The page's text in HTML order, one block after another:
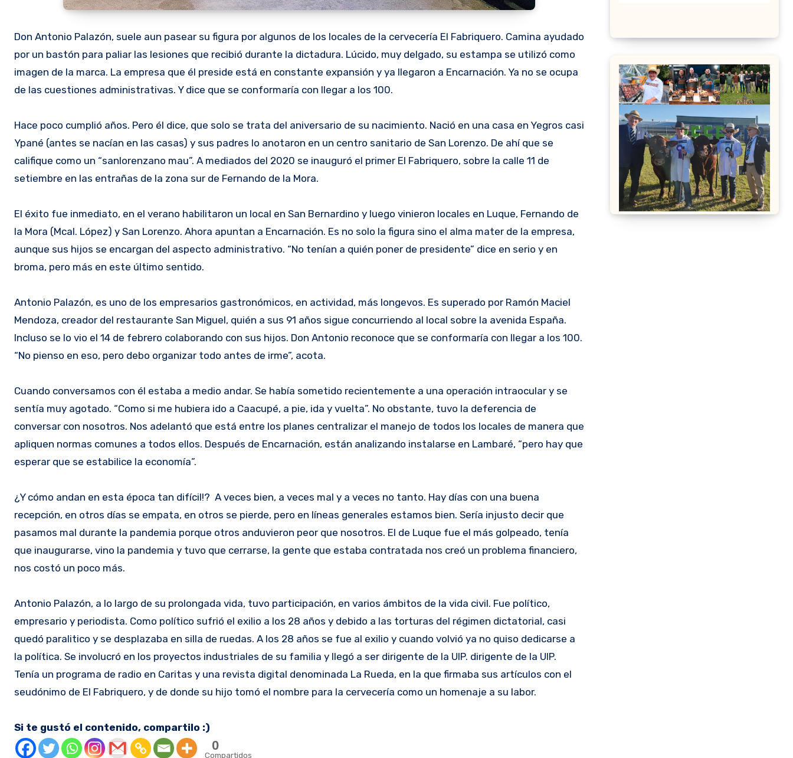
Don Antonio Palazón, suele aun pasear su figura por algunos de los locales de la cervecería El Fabriquero. Camina ayudado
por un bastón para paliar las lesiones que recibió durante la dictadura. Lúcido, muy delgado, su estampa se utilizó como
imagen de la marca. La empresa que él preside está en constante expansión y ya llegaron a Encarnación. Ya no se ocupa
de las cuestiones administrativas. Y dice que se conformaría con llegar a los 100.
Hace poco cumplió años. Pero él dice, que solo se trata del aniversario de su nacimiento. Nació en una casa en Yegros casi
Ypané (antes se nacían en las casas) y sus padres lo anotaron en un centro sanitario de San Lorenzo. De ahí que se
califique como un “sanlorenzano mau”. A mediados del 2020 se inauguró el primer El Fabriquero, sobre la calle 11 de
setiembre en las entrañas de la zona sur de Fernando de la Mora.
El éxito fue inmediato, en el verano habilitaron un local en San Bernardino y luego vinieron locales en Luque, Fernando de
la Mora (Mcal. López) y San Lorenzo. Ahora apuntan a Encarnación. Es no solo la figura sino el alma mater de la empresa,
aunque sus hijos se encargan del aspecto administrativo. “No tenían a quién poner de presidente” dice en serio y en
broma, pero más en este último sentido.
Antonio Palazón, es uno de los empresarios gastronómicos, en actividad, más longevos. Es superado por Ramón Maciel
Mendoza, creador del restaurante San Miguel, quién a sus 91 años sigue concurriendo al local sobre la avenida España.
Incluso se lo vio el 14 de febrero colaborando con sus hijos. Don Antonio reconoce que se conformaría con llegar a los 100.
“No pienso en eso, pero debo organizar todo antes de irme”, acota.
Cuando conversamos con él estaba a medio andar. Se había sometido recientemente a una operación intraocular y se
sentía muy agotado. “Como si me hubiera ido a Caacupé, a pie, ida y vuelta”. No obstante, tuvo la deferencia de
conversar con nosotros. Nos adelantó que está entre los planes centralizar el manejo de todos los locales de manera que
apliquen normas comunes a todos ellos. Después de Encarnación, están analizando instalarse en Lambaré, “pero hay que
esperar que se estabilice la economía”.
¿Y cómo andan en esta época tan difícil!? A veces bien, a veces mal y a veces no tanto. Hay días con una buena
recepción, en otros días se empata, en otros se pierde, pero en líneas generales estamos bien. Sería injusto decir que
pasamos mal durante la pandemia porque otros anduvieron peor que nosotros. El de Luque fue el más golpeado, tenía
que inaugurarse, vino la pandemia y tuvo que cerrarse, la gente que estaba contratada nos creó un problema financiero,
nos costó un poco más.
Antonio Palazón, a lo largo de su prolongada vida, tuvo participación, en varios ámbitos de la vida civil. Fue político,
empresario y periodista. Como político sufrió el exilio a los 28 años y debido a las torturas del régimen dictatorial, casi
quedó paralitico y se desplazaba en silla de ruedas. A los 28 años se fue al exilio y cuando volvió ya no quiso dedicarse a
la política. Se involucró en los proyectos industriales de su familia y llegó a ser dirigente de la UIP. dirigente de la UIP.
Tenía un programa de radio en Caritas y una revista digital denominada La Rueda, en la que firmaba sus artículos con el
seudónimo de El Fabriquero, y de donde su hijo tomó el nombre para la cervecería como un homenaje a su labor.
Si te gustó el contenido, compartilo :)
0
Compartidos